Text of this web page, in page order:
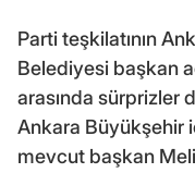
Parti teşkilatının
Belediyesi başkan
arasında sürprizler
Ankara Büyükşehir
mevcut başkan